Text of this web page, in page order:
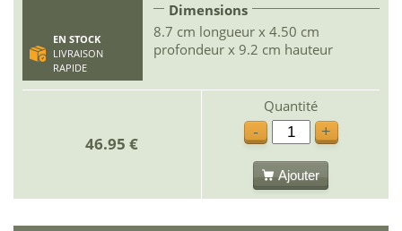
EN STOCK
LIVRAISON
RAPIDE
Dimensions
8.7 cm longueur x 4.50 cm
profondeur x 9.2 cm hauteur
46.95 €
Quantité
-
+
Ajouter